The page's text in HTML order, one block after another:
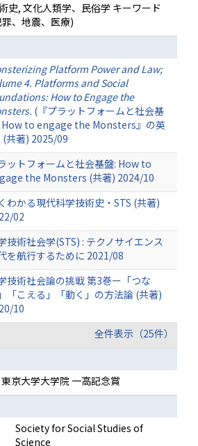
史, 文化人類学、民俗学 キーワード
、地震、医療)
Platform Power and Law;
4. Platforms and Social
How to Engage the
(『プラットフォームと社会基
How to engage the Monsters』の英
(共著) 2025/09
ットフォームと社会基盤: How to
the Monsters (共著) 2024/10
わかる現代科学技術史・STS (共著)
02
技術社会学(STS) : テクノサイエンス
を航行するために 2021/08
技術社会論の挑戦 第3巻ー「つな
「こえる」「動く」の方法論 (共著)
10
全件表示（25件）
東京大学大学院 一高記念賞
Society for Social Studies of
Science